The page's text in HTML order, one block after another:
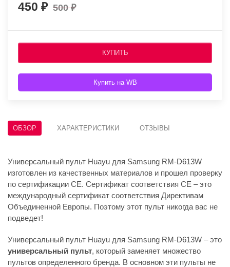
450 500
КУПИТЬ
Купить на WB
ОБЗОР ХАРАКТЕРИСТИКИ ОТЗЫВЫ
Универсальный пульт Huayu для Samsung RM-D613W
изготовлен из качественных материалов и прошел проверку
по сертификации CE. Сертификат соответствия СЕ – это
международный сертификат соответствия Директивам
Объединенной Европы. Поэтому этот пульт никогда вас не
подведет!
Универсальный пульт Huayu для Samsung RM-D613W – это
универсальный пульт, который заменяет множество
пультов определенного бренда. В основном эти пульты не